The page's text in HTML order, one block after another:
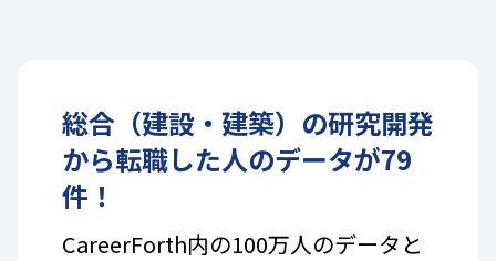
総合（建設・建築） の研究開発
から転職した人のデータが79
件！
CareerForth内の100万人のデータと